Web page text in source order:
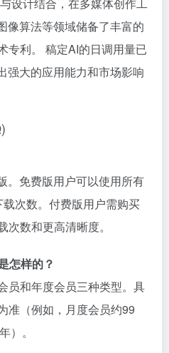
像算法等领域储备了丰富的
专利。 稿定AI的日调用量已
强大的应用能力和市场影响
。免费版用户可以使用所有
次数。付费版用户需购买
数和更高清晰度。
怎样的？
员和年度会员三种类型。具
准（例如，月度会员约99
）。